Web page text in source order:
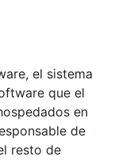
el sistema
que el
en
de
resto de